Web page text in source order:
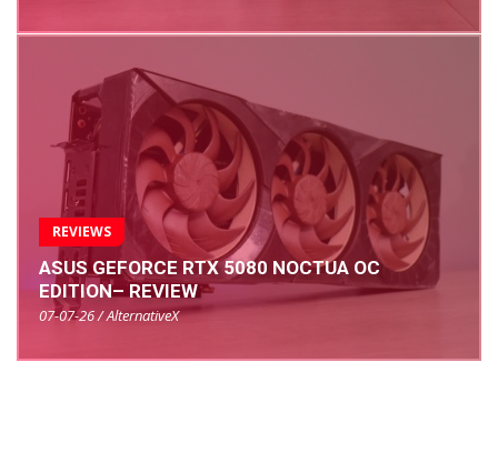
REVIEWS
ASUS GEFORCE RTX 5080 NOCTUA OC
EDITION– REVIEW
07-07-26 / AlternativeX